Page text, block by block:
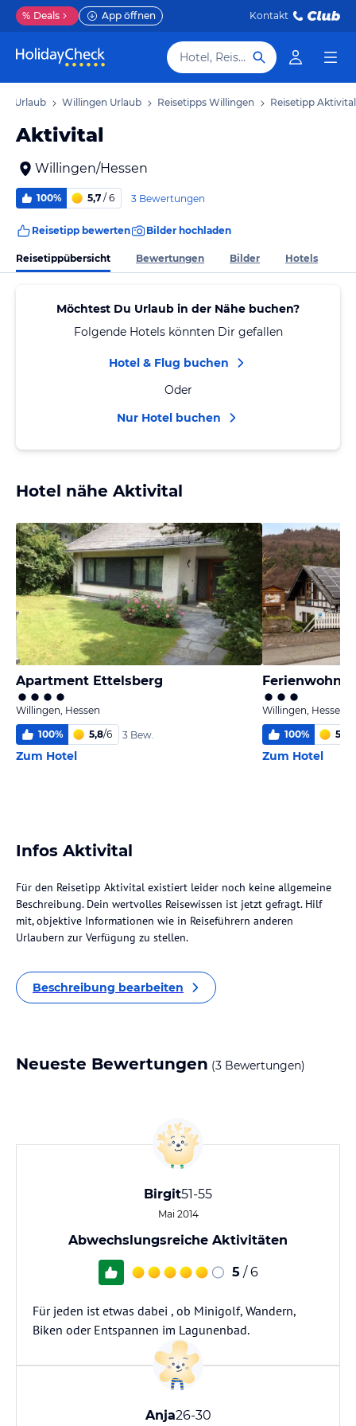
% Deals App öffnen Kontakt
Hotel, Reiseziel
Urlaub Willingen Urlaub Reisetipps Willingen Reisetipp Aktivital
Aktivital
Willingen/Hessen
100% 5,7 / 6 3 Bewertungen
Reisetipp bewerten Bilder hochladen
Reisetippübersicht Bewertungen Bilder Hotels
Möchtest Du Urlaub in der Nähe buchen?
Folgende Hotels könnten Dir gefallen
Hotel & Flug buchen
Oder
Nur Hotel buchen
Hotel nähe Aktivital
Apartment Ettelsberg
Willingen, Hessen
100% 5,8/6 3 Bew.
Zum Hotel
Willingen, Hessen
100% 5,8
Zum Hotel
Infos Aktivital
Für den Reisetipp Aktivital existiert leider noch keine allgemeine
Beschreibung. Dein wertvolles Reisewissen ist jetzt gefragt. Hilf
mit, objektive Informationen wie in Reiseführern anderen
Urlaubern zur Verfügung zu stellen.
Beschreibung bearbeiten
Neueste Bewertungen (3 Bewertungen)
Birgit51-55
Mai 2014
Abwechslungsreiche Aktivitäten
5 / 6
Für jeden ist etwas dabei , ob Minigolf, Wandern,
Biken oder Entspannen im Lagunenbad.
Anja26-30